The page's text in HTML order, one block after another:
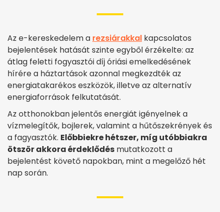
Az e-kereskedelem a rezsiárakkal kapcsolatos
bejelentések hatását szinte egyből érzékelte: az
átlag feletti fogyasztói díj óriási emelkedésének
hírére a háztartások azonnal megkezdték az
energiatakarékos eszközök, illetve az alternatív
energiaforrások felkutatását.
Az otthonokban jelentős energiát igényelnek a
vízmelegítők, bojlerek, valamint a hűtőszekrények és
a fagyasztók. Előbbiekre hétszer, míg utóbbiakra
ötször akkora érdeklődés mutatkozott a
bejelentést követő napokban, mint a megelőző hét
nap során.